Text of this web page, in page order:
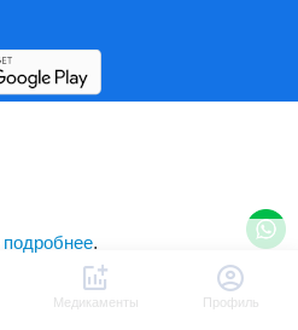
Медикаменты Профиль
подробнее.